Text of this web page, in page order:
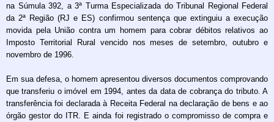
na Súmula 392, a 3ª Turma Especializada do Tribunal Regional Federal
da 2ª Região (RJ e ES) confirmou sentença que extinguiu a execução
movida pela União contra um homem para cobrar débitos relativos ao
Imposto Territorial Rural vencido nos meses de setembro, outubro e
novembro de 1996.
Em sua defesa, o homem apresentou diversos documentos comprovando
que transferiu o imóvel em 1994, antes da data de cobrança do tributo. A
transferência foi declarada à Receita Federal na declaração de bens e ao
órgão gestor do ITR. E ainda foi registrado o compromisso de compra e